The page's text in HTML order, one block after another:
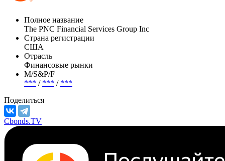
Полное название
The PNC Financial Services Group Inc
Страна регистрации
США
Отрасль
Финансовые рынки
М/S&P/F
*** / *** / ***
Поделиться
Cbonds.TV